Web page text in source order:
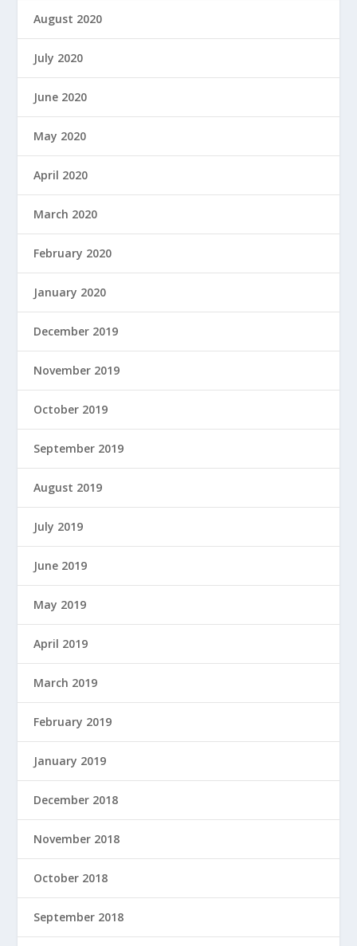
August 2020
July 2020
June 2020
May 2020
April 2020
March 2020
February 2020
January 2020
December 2019
November 2019
October 2019
September 2019
August 2019
July 2019
June 2019
May 2019
April 2019
March 2019
February 2019
January 2019
December 2018
November 2018
October 2018
September 2018